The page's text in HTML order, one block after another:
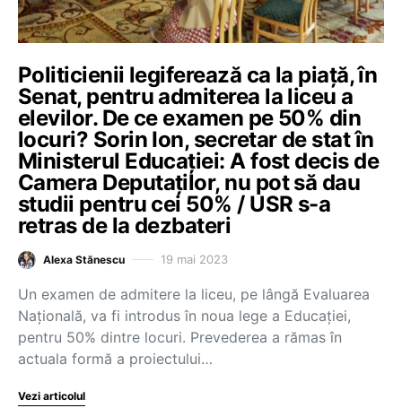
Politicienii legiferează ca la piață, în
Senat, pentru admiterea la liceu a
elevilor. De ce examen pe 50% din
locuri? Sorin Ion, secretar de stat în
Ministerul Educației: A fost decis de
Camera Deputaților, nu pot să dau
studii pentru cei 50% / USR s-a
retras de la dezbateri
Alexa Stănescu 19 mai 2023
Un examen de admitere la liceu, pe lângă Evaluarea
Națională, va fi introdus în noua lege a Educației,
pentru 50% dintre locuri. Prevederea a rămas în
actuala formă a proiectului…
Vezi articolul